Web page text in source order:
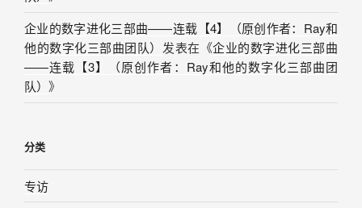
企业的数字进化三部曲——连载【4】（原创作者：Ray和
他的数字化三部曲团队） 发表在《企业的数字进化三部曲
——连载【3】（原创作者：Ray和他的数字化三部曲团
队） 》
分类
专访